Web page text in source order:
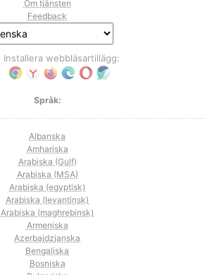
Om tjänsten
Feedback
Installera webbläsartillägg:
Språk:
Albanska
Amhariska
Arabiska (Gulf)
Arabiska (MSA)
Arabiska (egyptisk)
Arabiska (levantinsk)
Arabiska (maghrebinsk)
Armeniska
Azerbajdzjanska
Bengaliska
Bosniska